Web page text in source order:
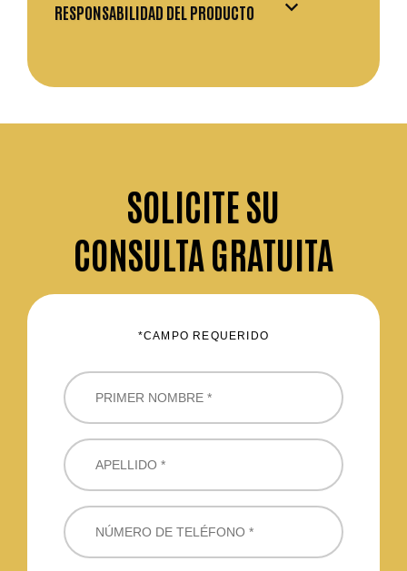
RESPONSABILIDAD DEL PRODUCTO
SOLICITESU
CONSULTA GRATUITA
*CAMPO REQUERIDO